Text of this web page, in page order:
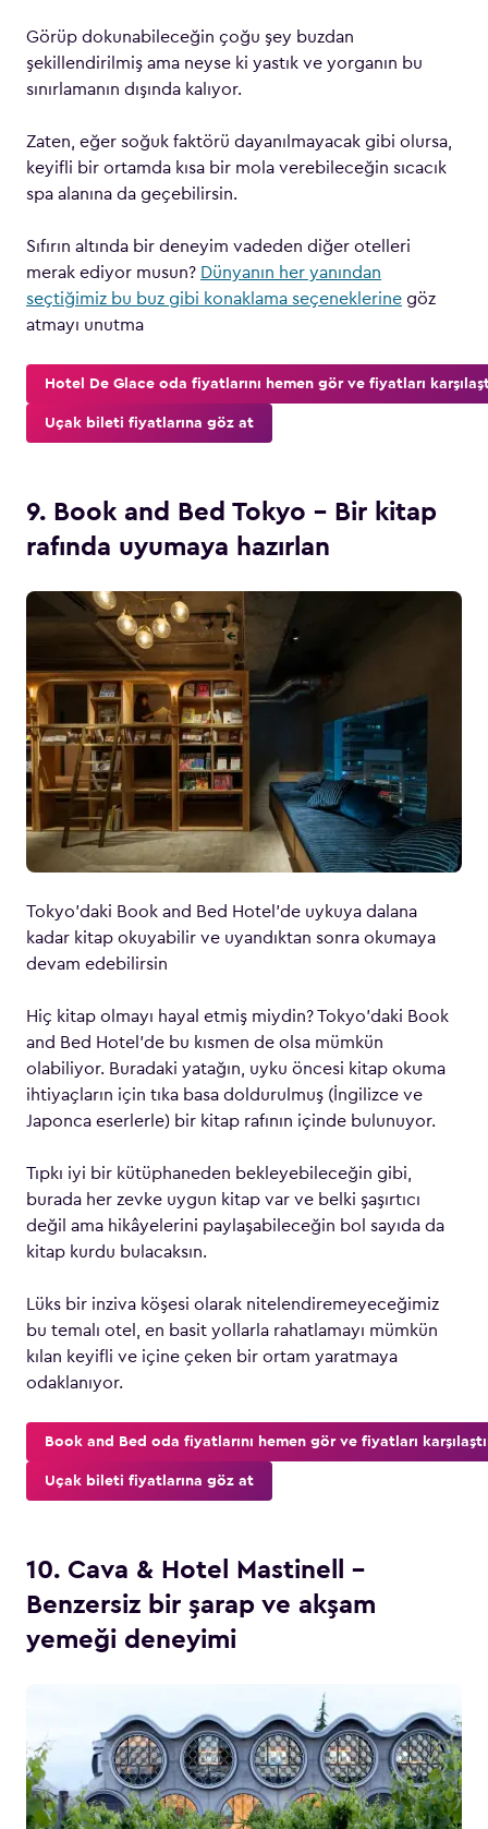
Görüp dokunabileceğin çoğu şey buzdan
şekillendirilmiş ama neyse ki yastık ve yorganın bu
sınırlamanın dışında kalıyor.
Zaten, eğer soğuk faktörü dayanılmayacak gibi olursa,
keyifli bir ortamda kısa bir mola verebileceğin sıcacık
spa alanına da geçebilirsin.
Sıfırın altında bir deneyim vadeden diğer otelleri
merak ediyor musun? Dünyanın her yanından
seçtiğimiz bu buz gibi konaklama seçeneklerine göz
atmayı unutma
Hotel De Glace oda fiyatlarını hemen gör ve fiyatları
Uçak bileti fiyatlarına göz at
9. Book and Bed Tokyo – Bir kitap
rafında uyumaya hazırlan
Tokyo’daki Book and Bed Hotel’de uykuya dalana
kadar kitap okuyabilir ve uyandıktan sonra okumaya
devam edebilirsin
Hiç kitap olmayı hayal etmiş miydin? Tokyo’daki Book
and Bed Hotel’de bu kısmen de olsa mümkün
olabiliyor. Buradaki yatağın, uyku öncesi kitap okuma
ihtiyaçların için tıka basa doldurulmuş (İngilizce ve
Japonca eserlerle) bir kitap rafının içinde bulunuyor.
Tıpkı iyi bir kütüphaneden bekleyebileceğin gibi,
burada her zevke uygun kitap var ve belki şaşırtıcı
değil ama hikâyelerini paylaşabileceğin bol sayıda da
kitap kurdu bulacaksın.
Lüks bir inziva köşesi olarak nitelendiremeyeceğimiz
bu temalı otel, en basit yollarla rahatlamayı mümkün
kılan keyifli ve içine çeken bir ortam yaratmaya
odaklanıyor.
Book and Bed oda fiyatlarını hemen gör ve fiyatları
Uçak bileti fiyatlarına göz at
10. Cava & Hotel Mastinell –
Benzersiz bir şarap ve akşam
yemeği deneyimi